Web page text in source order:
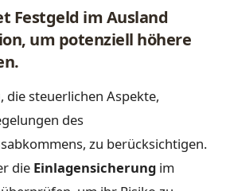
Festgeld im Ausland
um potenziell höhere
die steuerlichen Aspekte,
des
zu berücksichtigen.
die Einlagensicherung im